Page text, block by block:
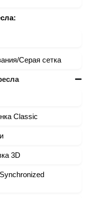
Серая сетка
Classic
3D